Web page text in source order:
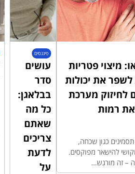
מיצוי פטריות
לשפר את יכולות
לחיזוק מערכת
רמות
כגון שכחה,
להישאר מפוקסים.
– זה מורגש...
פיננסים
עושים
סדר
בבלאגן:
כל מה
שאתם
צריכים
לדעת
על